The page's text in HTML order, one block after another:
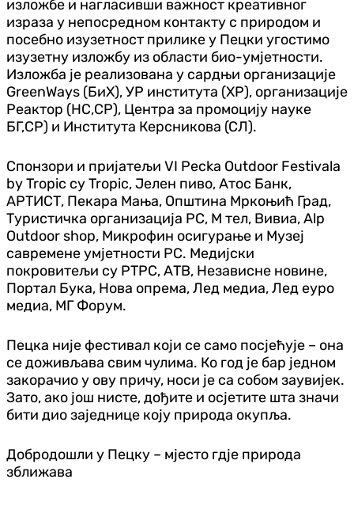
изложбе и нагласивши важност креативног
израза у непосредном контакту с природом и
посебно изузетност прилике у Пецки угостимо
изузетну изложбу из области био-умјетности.
Изложба је реализована у сардњи организације
GreenWays (БиХ), УР института (ХР), организације
Реактор (НС,СР), Центра за промоцију науке
БГ,СР) и Института Керсникова (СЛ).
Спонзори и пријатељи VI Pecka Outdoor Festivala
by Tropic су Tropic, Јелен пиво, Атос Банк,
АРТИСТ, Пекара Мања, Општина Мркоњић Град,
Туристичка организација РС, М тел, Вивиа, Alp
Outdoor shop, Микрофин осигурање и Музеј
савремене умјетности РС. Медијски
покровитељи су РТРС, АТВ, Независне новине,
Портал Бука, Нова опрема, Лед медиа, Лед еуро
медиа, МГ Форум.
Пецка није фестивал који се само посјећује – она
се доживљава свим чулима. Ко год је бар једном
закорачио у ову причу, носи је са собом заувијек.
Зато, ако још нисте, дођите и осјетите шта значи
бити дио заједнице коју природа окупља.
Добродошли у Пецку – мјесто гдје природа
зближава